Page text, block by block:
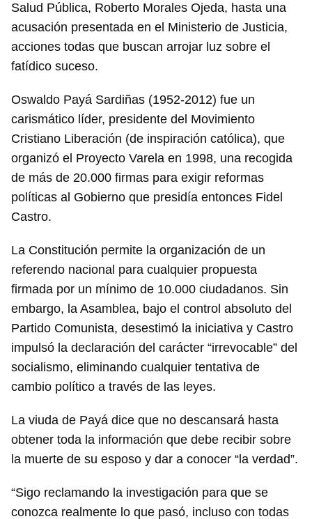
Para poder guardar como favorito, primero has de
Salud Pública, Roberto Morales Ojeda, hasta una
acusación presentada en el Ministerio de Justicia,
acciones todas que buscan arrojar luz sobre el
fatídico suceso.
Oswaldo Payá Sardiñas (1952-2012) fue un
carismático líder, presidente del Movimiento
Cristiano Liberación (de inspiración católica), que
organizó el Proyecto Varela en 1998, una recogida
de más de 20.000 firmas para exigir reformas
políticas al Gobierno que presidía entonces Fidel
Castro.
La Constitución permite la organización de un
referendo nacional para cualquier propuesta
firmada por un mínimo de 10.000 ciudadanos. Sin
embargo, la Asamblea, bajo el control absoluto del
Partido Comunista, desestimó la iniciativa y Castro
impulsó la declaración del carácter “irrevocable” del
socialismo, eliminando cualquier tentativa de
cambio político a través de las leyes.
La viuda de Payá dice que no descansará hasta
obtener toda la información que debe recibir sobre
la muerte de su esposo y dar a conocer “la verdad”.
“Sigo reclamando la investigación para que se
conozca realmente lo que pasó, incluso con todas